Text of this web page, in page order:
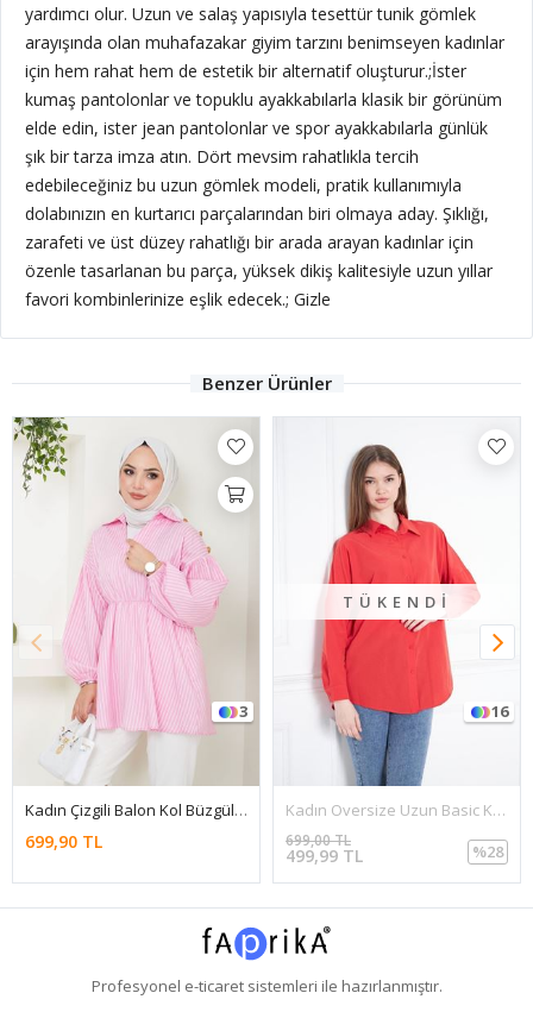
yardımcı olur. Uzun ve salaş yapısıyla tesettür tunik gömlek
arayışında olan muhafazakar giyim tarzını benimseyen kadınlar
için hem rahat hem de estetik bir alternatif oluşturur.;İster
kumaş pantolonlar ve topuklu ayakkabılarla klasik bir görünüm
elde edin, ister jean pantolonlar ve spor ayakkabılarla günlük
şık bir tarza imza atın. Dört mevsim rahatlıkla tercih
edebileceğiniz bu uzun gömlek modeli, pratik kullanımıyla
dolabınızın en kurtarıcı parçalarından biri olmaya aday. Şıklığı,
zarafeti ve üst düzey rahatlığı bir arada arayan kadınlar için
özenle tasarlanan bu parça, yüksek dikiş kalitesiyle uzun yıllar
favori kombinlerinize eşlik edecek.; Gizle
Benzer Ürünler
3
Kadın Çizgili Balon Kol Büzgülü Pembe Tesettür Gömlek
699,90 TL
TÜKENDI
16
Kadın Oversize Uzun Basic Kırmızı Gömlek
499,99 TL
699,00 TL
%28
Profesyonel e-ticaretsistemleri ile hazırlanmıştır.